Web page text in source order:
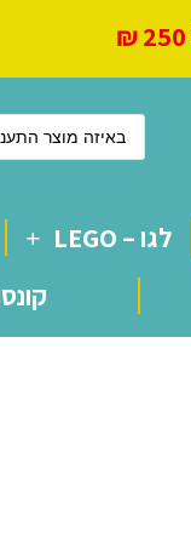
לגו – LEGO